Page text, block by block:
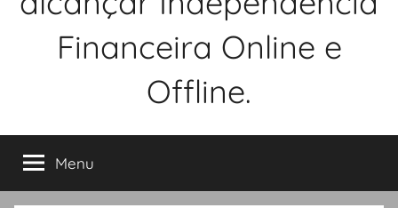
Financeira Online e
Offline.
Menu